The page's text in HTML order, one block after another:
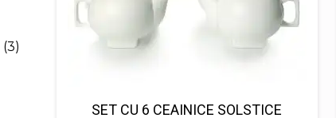
(3)
SET CU 6 CEAINICE SOLSTICE